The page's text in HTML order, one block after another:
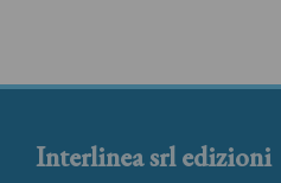
Interlinea srl edizioni